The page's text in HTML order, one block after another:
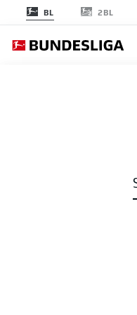
BL 2BL
Fr.,